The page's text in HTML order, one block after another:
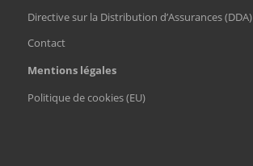
Directive sur la Distribution d’Assurances (DDA)
Contact
Mentions légales
Politique de cookies (EU)